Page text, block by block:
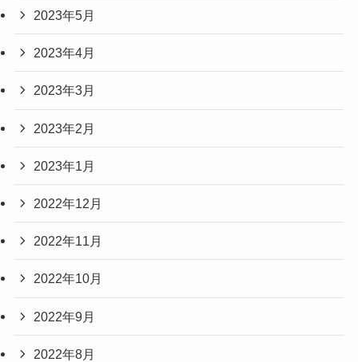
2023年5月
2023年4月
2023年3月
2023年2月
2023年1月
2022年12月
2022年11月
2022年10月
2022年9月
2022年8月